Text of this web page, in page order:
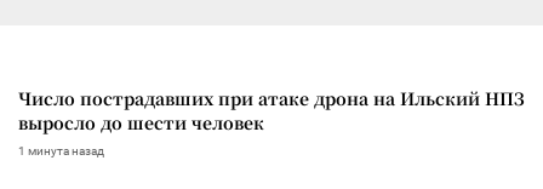
Число пострадавших при атаке дрона на Ильский НПЗ
выросло до шести человек
1 минута назад